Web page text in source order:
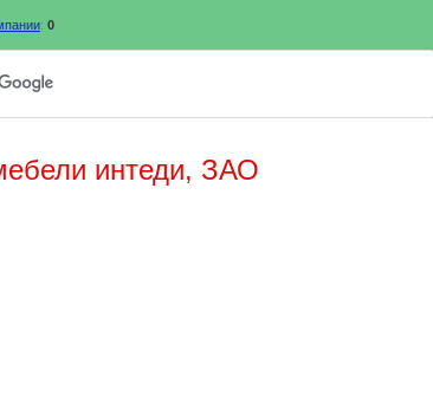
: 0
интеди, ЗАО